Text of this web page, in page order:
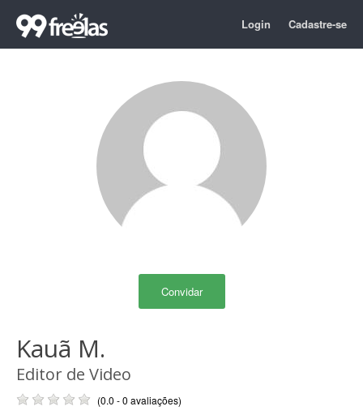
Login Cadastre-se
Convidar
Kauã M.
Editor de Video
(0.0 - 0 avaliações)